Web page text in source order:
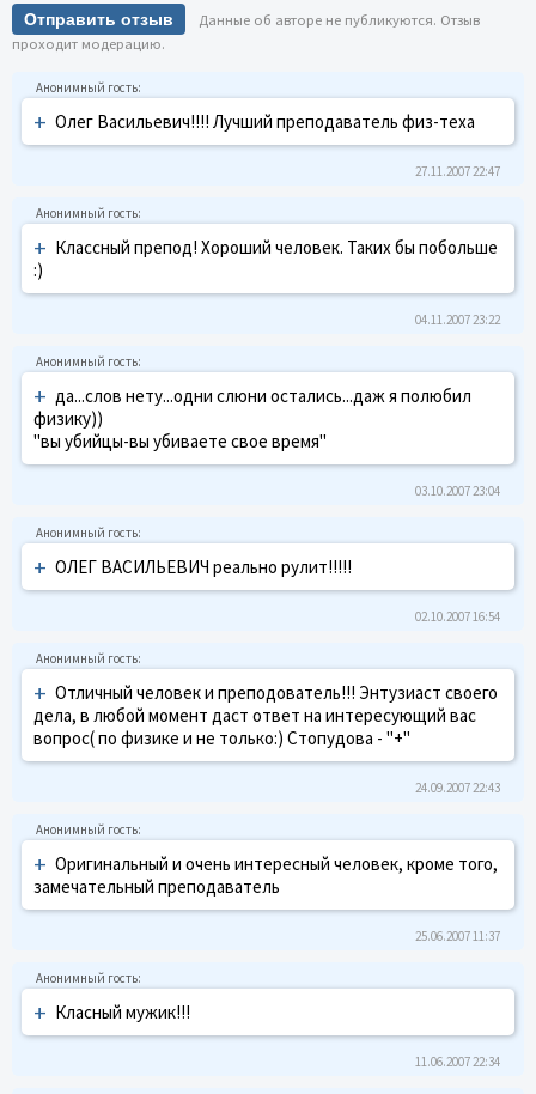
Отправить отзыв
Данные об авторе не публикуются. Отзыв
проходит модерацию.
+ Олег Васильевич!!!! Лучший преподаватель физ-теха
27.11.2007 22:47
+ Классный препод! Хороший человек. Таких бы побольше
:)
04.11.2007 23:22
+ да...слов нету...одни слюни остались...даж я полюбил
физику))
"вы убийцы-вы убиваете свое время"
03.10.2007 23:04
+ ОЛЕГ ВАСИЛЬЕВИЧ реально рулит!!!!!
02.10.2007 16:54
+ Отличный человек и преподователь!!! Энтузиаст своего
дела, в любой момент даст ответ на интересующий вас
вопрос( по физике и не только:) Стопудова - "+"
24.09.2007 22:43
+ Оригинальный и очень интересный человек, кроме того,
замечательный преподаватель
25.06.2007 11:37
+ Класный мужик!!!
11.06.2007 22:34